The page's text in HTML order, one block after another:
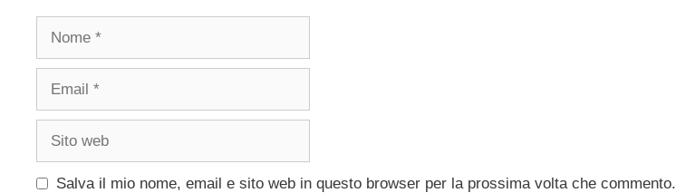
Salva il mio nome, email e sito web in questo browser per la prossima volta che commento.